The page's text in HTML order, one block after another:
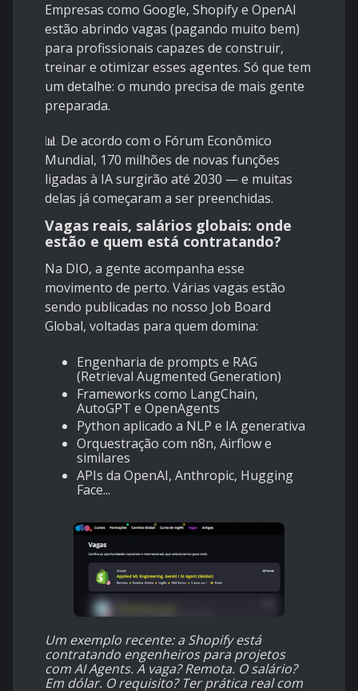
Empresas como Google, Shopify e OpenAI
estão abrindo vagas (pagando muito bem)
para profissionais capazes de construir,
treinar e otimizar esses agentes. Só que tem
um detalhe: o mundo precisa de mais gente
preparada.
📊 De acordo com o Fórum Econômico
Mundial, 170 milhões de novas funções
ligadas à IA surgirão até 2030 — e muitas
delas já começaram a ser preenchidas.
Vagas reais, salários globais: onde
estão e quem está contratando?
Na DIO, a gente acompanha esse
movimento de perto. Várias vagas estão
sendo publicadas no nosso Job Board
Global, voltadas para quem domina:
Engenharia de prompts e RAG
(Retrieval Augmented Generation)
Frameworks como LangChain,
AutoGPT e OpenAgents
Python aplicado a NLP e IA generativa
Orquestração com n8n, Airflow e
similares
APIs da OpenAI, Anthropic, Hugging
Face...
Um exemplo recente: a Shopify está
contratando engenheiros para projetos
com AI Agents. A vaga? Remota. O salário?
Em dólar. O requisito? Ter prática real com